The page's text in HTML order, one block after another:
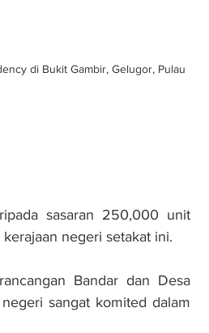
di Bukit Gambir, Gelugor, Pulau
sasaran 250,000 unit
negeri setakat ini.
Bandar dan Desa
sangat komited dalam